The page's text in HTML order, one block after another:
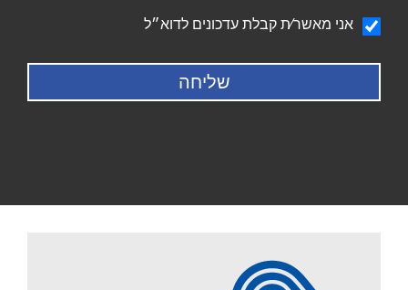
הודעהאני מאשר∕ת קבלת עדכונים לדוא״ל